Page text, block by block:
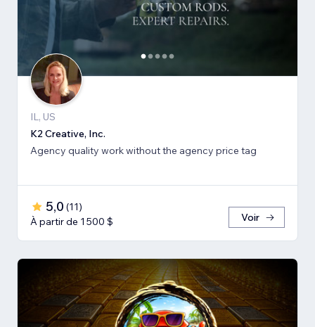
IL, US
K2 Creative, Inc.
Agency quality work without the agency price tag
5,0 (11)
À partir de 1 500 $
Voir